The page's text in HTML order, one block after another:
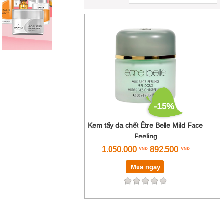
-15%
Kem tẩy da chết Être Belle Mild Face
Peeling
1.050.000 892.500
Mua ngay